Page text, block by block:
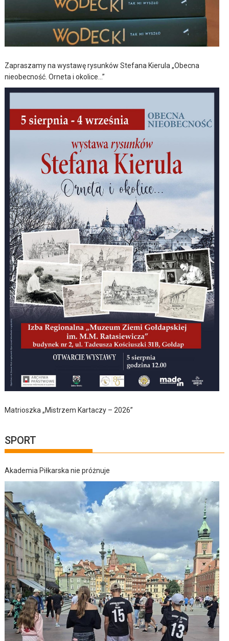
Zapraszamy na wystawę rysunków Stefana Kierula „Obecna
nieobecność. Orneta i okolice…”
Matrioszka „Mistrzem Kartaczy – 2026”
SPORT
Akademia Piłkarska nie próżnuje